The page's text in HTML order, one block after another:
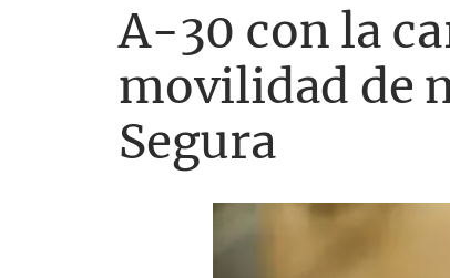
A-30 con la
movilidad de
Segura